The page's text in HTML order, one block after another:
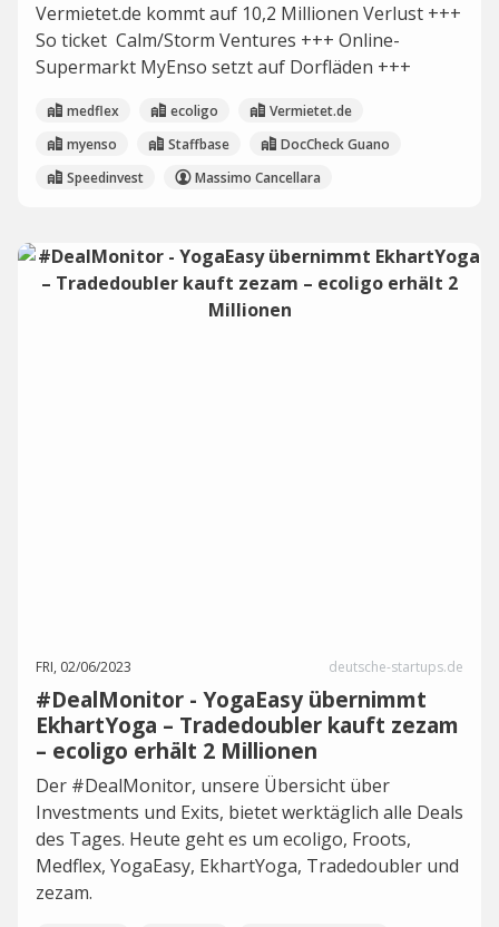
Vermietet.de kommt auf 10,2 Millionen Verlust +++
So ticket Calm/Storm Ventures +++ Online-
Supermarkt MyEnso setzt auf Dorfläden +++
medflex ecoligo
Vermietet.de
myenso
Staffbase
DocCheck Guano
Speedinvest
Massimo Cancellara
FRI, 02/06/2023 deutsche-startups.de
#DealMonitor - YogaEasy übernimmt
EkhartYoga – Tradedoubler kauft zezam
– ecoligo erhält 2 Millionen
Der #DealMonitor, unsere Übersicht über
Investments und Exits, bietet werktäglich alle Deals
des Tages. Heute geht es um ecoligo, Froots,
Medflex, YogaEasy, EkhartYoga, Tradedoubler und
zezam.